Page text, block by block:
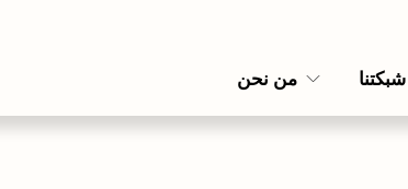
من نحن شبكتنا